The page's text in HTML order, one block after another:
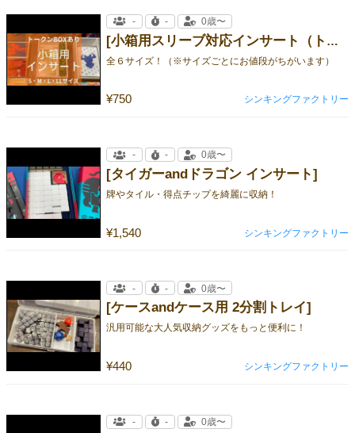
[小箱用スリーブ対応インサート（トークンBOXあり）]
全６サイズ！（※サイズごとにお値段がちがいます）
¥750
- - 0歳〜
シンキングファクトリー
[タイガーandドラゴン インサート]
牌やタイル・得点チップを綺麗に収納！
¥1,540
- - 0歳〜
シンキングファクトリー
[ケースandケース用 2分割トレイ]
汎用可能な大人気収納グッズをもっと便利に！
¥440
- - 0歳〜
シンキングファクトリー
- - 0歳〜